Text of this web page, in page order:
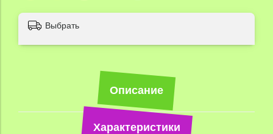
Выбрать
Описание
Характеристики